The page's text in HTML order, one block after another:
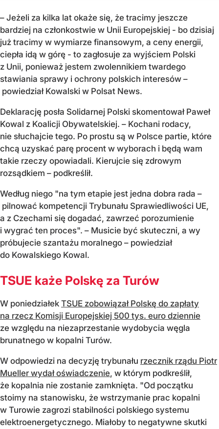
– Jeżeli za kilka lat okaże się, że tracimy jeszcze
bardziej na członkostwie w Unii Europejskiej - bo dzisiaj
już tracimy w wymiarze finansowym, a ceny energii,
ciepła idą w górę - to zagłosuje za wyjściem Polski
z Unii, ponieważ jestem zwolennikiem twardego
stawiania sprawy i ochrony polskich interesów –
powiedział Kowalski w Polsat News.
Deklarację posła Solidarnej Polski skomentował Paweł
Kowal z Koalicji Obywatelskiej. – Kochani rodacy,
nie słuchajcie tego. Po prostu są w Polsce partie, które
chcą uzyskać parę procent w wyborach i będą wam
takie rzeczy opowiadali. Kierujcie się zdrowym
rozsądkiem – podkreślił.
Według niego "na tym etapie jest jedna dobra rada –
pilnować kompetencji Trybunału Sprawiedliwości UE,
a z Czechami się dogadać, zawrzeć porozumienie
i wygrać ten proces". – Musicie być skuteczni, a wy
próbujecie szantażu moralnego – powiedział
do Kowalskiego Kowal.
TSUE każe Polskę za Turów
W poniedziałek TSUE zobowiązał Polskę do zapłaty
na rzecz Komisji Europejskiej 500 tys. euro dziennie
ze względu na niezaprzestanie wydobycia węgla
brunatnego w kopalni Turów.
W odpowiedzi na decyzję trybunału rzecznik rządu Piotr
Mueller wydał oświadczenie, w którym podkreślił,
że kopalnia nie zostanie zamknięta. "Od początku
stoimy na stanowisku, że wstrzymanie prac kopalni
w Turowie zagrozi stabilności polskiego systemu
elektroenergetycznego. Miałoby to negatywne skutki